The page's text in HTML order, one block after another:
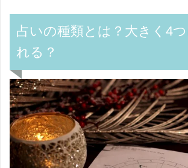
占いの種類とは？大きく4
れる？